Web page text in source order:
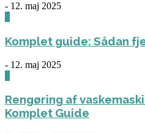
- 12. maj 2025
Komplet guide: Sådan
- 12. maj 2025
Rengøring af
Komplet Guide